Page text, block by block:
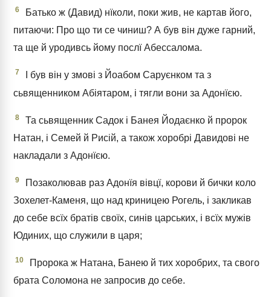
6
Батько ж (Давид) нїколи, поки жив, не картав його,
питаючи: Про що ти се чиниш? А був він дуже гарний,
та ще й уродивсь йому послї Абессалома.
7
І був він у змові з Йоабом Саруєнком та з
сьвященником Абіятаром, і тягли вони за Адонїєю.
8
Та сьвященник Садок і Банея Йодаєнко й пророк
Натан, і Семей й Рисій, а також хоробрі Давидові не
накладали з Адонїєю.
9
Позаколював раз Адонїя вівцї, корови й бички коло
Зохелет-Каменя, що над криницею Рогель, і закликав
до себе всїх братів своїх, синів царських, і всїх мужів
Юдиних, що служили в царя;
10
Пророка ж Натана, Банею й тих хоробрих, та свого
брата Соломона не запросив до себе.